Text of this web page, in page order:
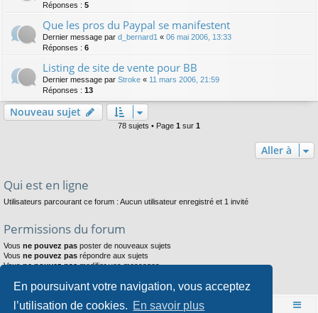
En poursuivant votre navigation, vous acceptez
l’utilisation de cookies. En savoir plus
Réponses : 5
Que les pros du Paypal se manifestent
Dernier message par d_bernard1 « 06 mai 2006, 13:33
Réponses : 6
Listing de site de vente pour BB
Dernier message par Stroke « 11 mars 2006, 21:59
Réponses : 13
Nouveau sujet
78 sujets • Page 1 sur 1
Aller à
Qui est en ligne
Utilisateurs parcourant ce forum : Aucun utilisateur enregistré et 1 invité
Permissions du forum
Vous ne pouvez pas poster de nouveaux sujets
Vous ne pouvez pas répondre aux sujets
Vousne pouvez pasmodifier vos messages
Vousne pouvez pasjoindre des fichiers
Accueil Index du forum